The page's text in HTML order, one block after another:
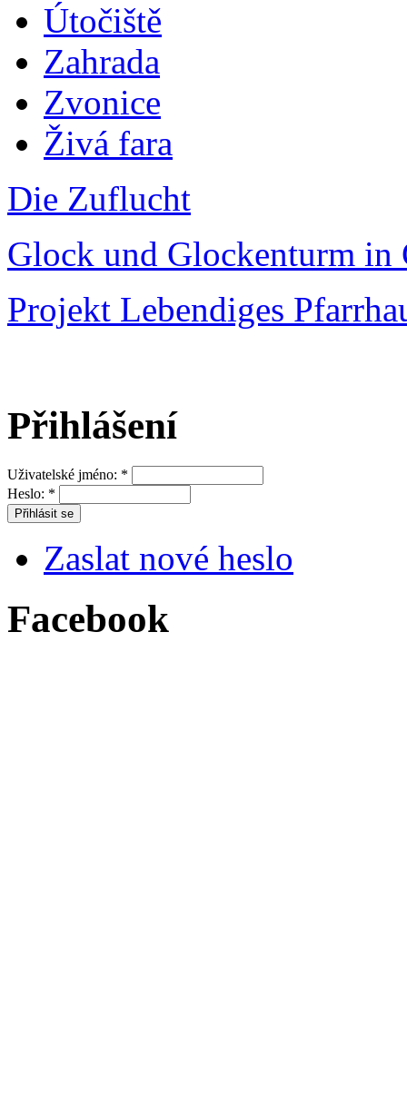
Útočiště
Zahrada
Zvonice
Živá fara
Die Zuflucht
Glock und Glockenturm in
Projekt Lebendiges
Přihlášení
Uživatelské jméno: *
Heslo: *
Zaslat nové heslo
Facebook